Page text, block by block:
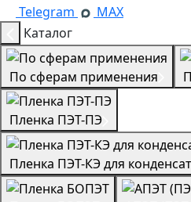
Telegram
MAX
Каталог
По сферам применения
Пленка ПЭТ-ПЭ
Пленка ПЭТ-КЭ для